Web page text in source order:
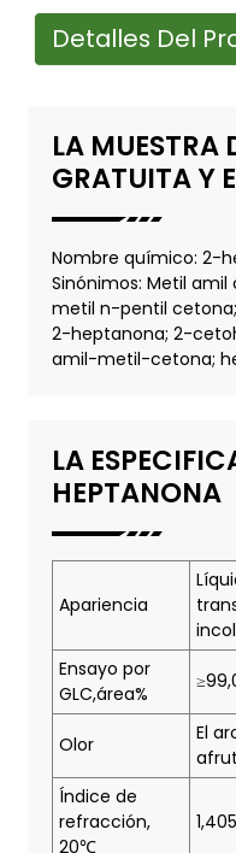
Detalles Del
LA MUESTRA
GRATUITA Y
Nombre químico: 2-
Sinónimos: Metil
metil n-pentil
2-heptanona; 2-
amil-metil-cetona;
LA
HEPTANONA
Apariencia
Ensayo por
GLC,área%
Olor
El
Índice de
refracción,
20℃